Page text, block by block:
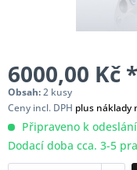
6000,00 Kč *
Obsah:2 kusy
Ceny incl. DPH plus náklady
Připraveno k
Dodací doba cca. 3-5